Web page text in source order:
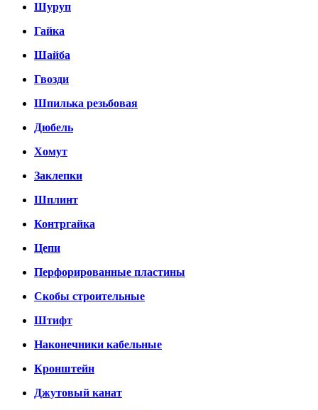
Шуруп
Гайка
Шайба
Гвозди
Шпилька резьбовая
Дюбель
Хомут
Заклепки
Шплинт
Контргайка
Цепи
Перфорированные пластины
Скобы строительные
Штифт
Наконечники кабельные
Кронштейн
Джутовый канат